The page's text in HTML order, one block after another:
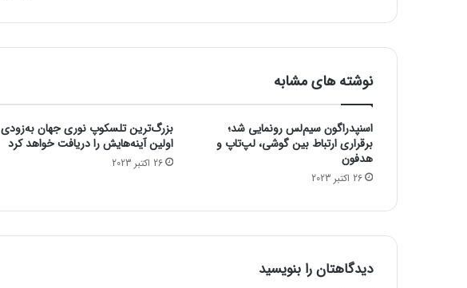
ر
ج
ی‌
ه
ا
ی
ت
ن
گ
ش
م
ا
نوشته های مشابه
اسنپدراگون سیم‌لس رونمایی شد؛
برقراری ارتباط بین گوشی، لپ‌تاپ و
هدفون
26 اکتبر 2023
بزرگ‌ترین تلسکوپ نوری جهان به‌زودی
اولین آینه‌هایش را دریافت خواهد کرد
26 اکتبر 2023
دیدگاهتان را بنویسید